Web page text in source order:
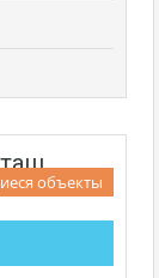
объекты